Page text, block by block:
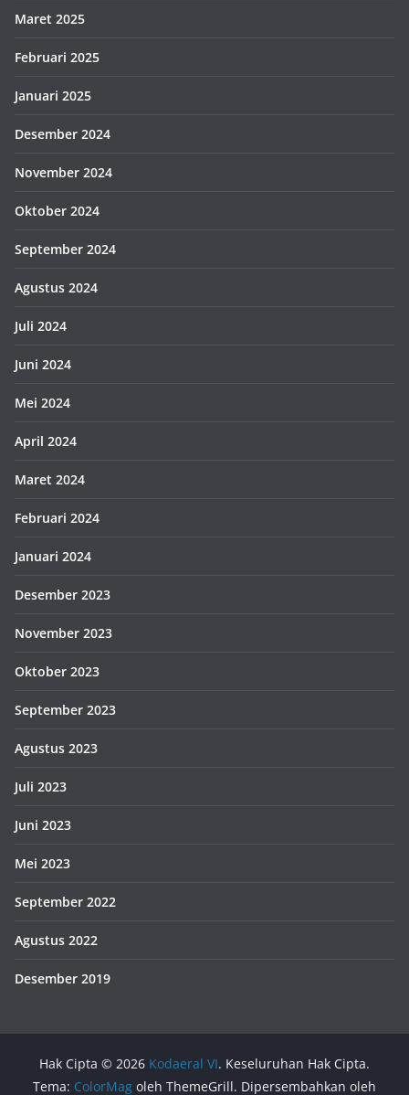
Maret 2025
Februari 2025
Januari 2025
Desember 2024
November 2024
Oktober 2024
September 2024
Agustus 2024
Juli 2024
Juni 2024
Mei 2024
April 2024
Maret 2024
Februari 2024
Januari 2024
Desember 2023
November 2023
Oktober 2023
September 2023
Agustus 2023
Juli 2023
Juni 2023
Mei 2023
September 2022
Agustus 2022
Desember 2019
Hak Cipta © 2026 Kodaeral VI. Keseluruhan Hak Cipta.
Tema: ColorMag oleh ThemeGrill. Dipersembahkan oleh